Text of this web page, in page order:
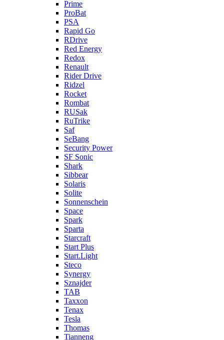
Prime
ProBat
PSA
Rapid Go
RDrive
Red Energy
Redox
Renault
Rider Drive
Ridzel
Rocket
Rombat
RUSak
RuTrike
Saf
SeBang
Security Power
SF Sonic
Shark
Sibbear
Solaris
Solite
Sonnenschein
Space
Spark
Sparta
Starcraft
Start Plus
Start.Light
Steco
Synergy
Sznajder
TAB
Taxxon
Tenax
Tesla
Thomas
Tianneng